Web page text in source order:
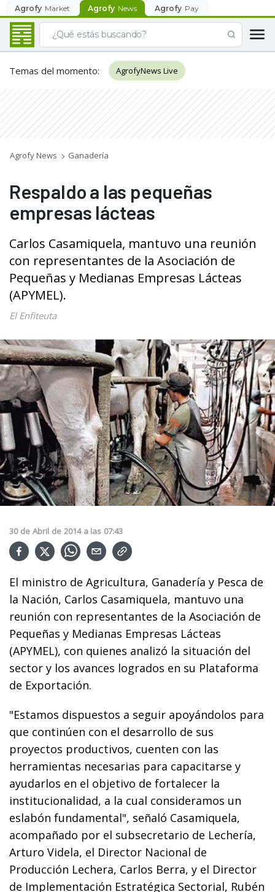
Agrofy Market Agrofy News Agrofy Pay
Temas del momento: AgrofyNews Live
Agrofy News Ganadería
Respaldo a las pequeñas
empresas lácteas
Carlos Casamiquela, mantuvo una reunión
con representantes de la Asociación de
Pequeñas y Medianas Empresas Lácteas
(APYMEL).
El Enfiteuta
30 de Abril de 2014 a las 07:43
El ministro de Agricultura, Ganadería y Pesca de
la Nación, Carlos Casamiquela, mantuvo una
reunión con representantes de la Asociación de
Pequeñas y Medianas Empresas Lácteas
(APYMEL), con quienes analizó la situación del
sector y los avances logrados en su Plataforma
de Exportación.
"Estamos dispuestos a seguir apoyándolos para
que continúen con el desarrollo de sus
proyectos productivos, cuenten con las
herramientas necesarias para capacitarse y
ayudarlos en el objetivo de fortalecer la
institucionalidad, a la cual consideramos un
eslabón fundamental", señaló Casamiquela,
acompañado por el subsecretario de Lechería,
Arturo Videla, el Director Nacional de
Producción Lechera, Carlos Berra, y el Director
de Implementación Estratégica Sectorial, Rubén